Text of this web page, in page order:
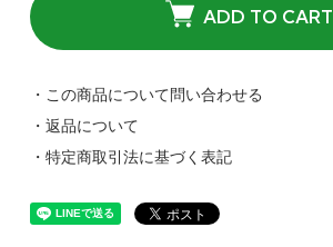
ADD TO CART
・この商品について問い合わせる
・返品について
・特定商取引法に基づく表記